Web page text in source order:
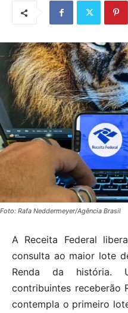
Foto: Rafa Neddermeyer/Agência Brasil
A Receita Federal
consulta ao maior lote
Renda da história.
contribuintes receberão
contempla o primeiro